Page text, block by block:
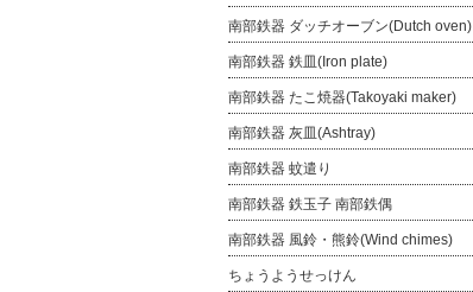
南部鉄器 ダッチオーブン(Dutch oven)
南部鉄器 鉄皿(Iron plate)
南部鉄器 たこ焼器(Takoyaki maker)
南部鉄器 灰皿(Ashtray)
南部鉄器 蚊遣り
南部鉄器 鉄玉子 南部鉄偶
南部鉄器 風鈴・熊鈴(Wind chimes)
ちょうようせっけん